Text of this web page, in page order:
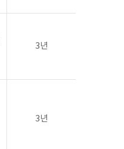
3년
3년